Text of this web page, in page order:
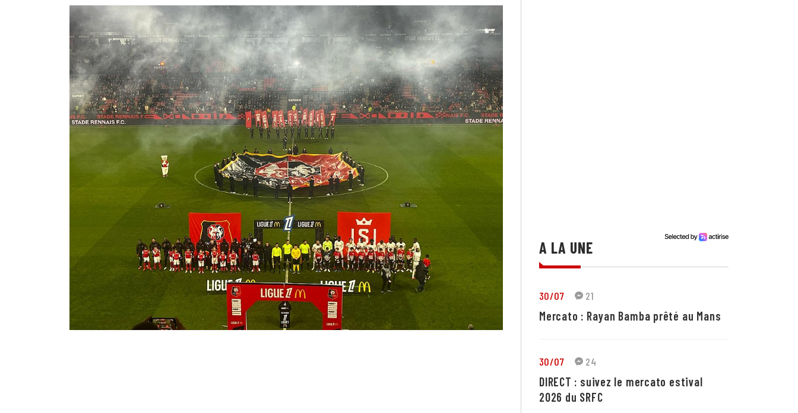
A LA UNE
30/07 21
Mercato : Rayan Bamba prêté au Mans
30/07 24
DIRECT : suivez le mercato estival
2026 du SRFC